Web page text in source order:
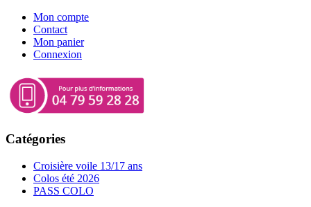
Mon compte
Contact
Mon panier
Connexion
Catégories
Croisière voile 13/17 ans
Colos été 2026
PASS COLO